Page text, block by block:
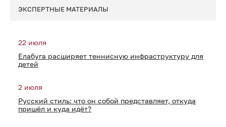
ЭКСПЕРТНЫЕ МАТЕРИАЛЫ
22 июля
Елабуга расширяет теннисную инфраструктуру для
детей
2 июля
Русский стиль: что он собой представляет, откуда
пришёл и куда идёт?